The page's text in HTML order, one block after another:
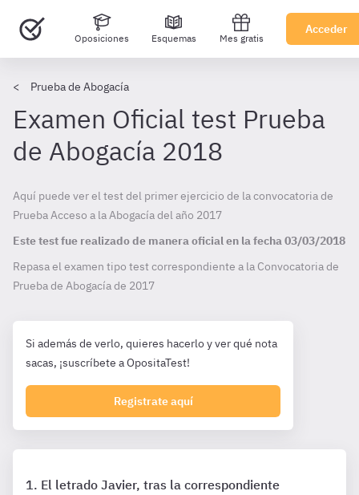
Oposiciones Esquemas Mes gratis
Acceder
Prueba de Abogacía
Examen Oficial test Prueba
de Abogacía 2018
Aquí puede ver el test del primer ejercicio de la convocatoria de
Prueba Acceso a la Abogacía del año 2017
Este test fue realizado de manera oficial en la fecha03/03/2018
Repasa el examen tipo test correspondiente a la Convocatoria de
Prueba de Abogacía de 2017
Si además de verlo, quieres hacerlo y ver qué nota
sacas, ¡suscríbete a OpositaTest!
Registrate aquí
El letrado Javier, tras la correspondiente